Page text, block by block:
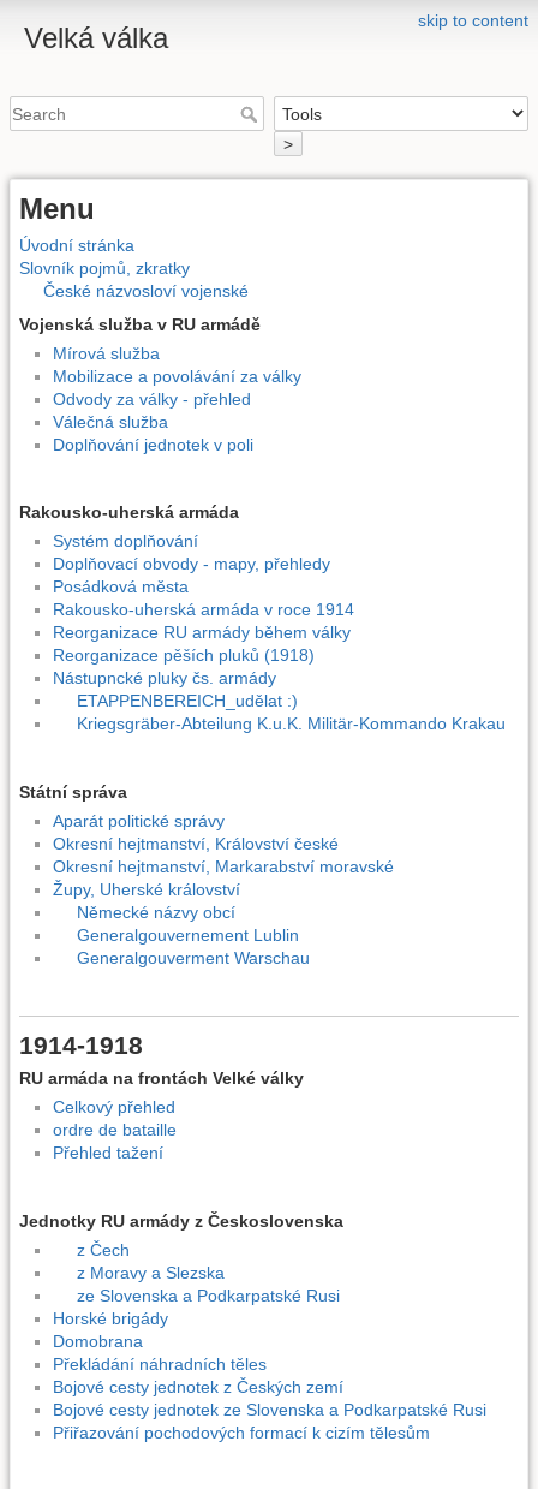
skip to content
Velká válka
>
Menu
Úvodní stránka
Slovník pojmů, zkratky
České názvosloví vojenské
Vojenská služba v RU armádě
Mírová služba
Mobilizace a povolávání za války
Odvody za války - přehled
Válečná služba
Doplňování jednotek v poli
Rakousko-uherská armáda
Systém doplňování
Doplňovací obvody - mapy, přehledy
Posádková města
Rakousko-uherská armáda v roce 1914
Reorganizace RU armády během války
Reorganizace pěších pluků (1918)
Nástupncké pluky čs. armády
ETAPPENBEREICH_udělat :)
Kriegsgräber-Abteilung K.u.K. Militär-Kommando Krakau
Státní správa
Aparát politické správy
Okresní hejtmanství, Království české
Okresní hejtmanství, Markarabství moravské
Župy, Uherské království
Německé názvy obcí
Generalgouvernement Lublin
Generalgouverment Warschau
1914-1918
RU armáda na frontách Velké války
Celkový přehled
ordre de bataille
Přehled tažení
Jednotky RU armády z Československa
z Čech
z Moravy a Slezska
ze Slovenska a Podkarpatské Rusi
Horské brigády
Domobrana
Překládání náhradních těles
Bojové cesty jednotek z Českých zemí
Bojové cesty jednotek ze Slovenska a Podkarpatské Rusi
Přiřazování pochodových formací k cizím tělesům